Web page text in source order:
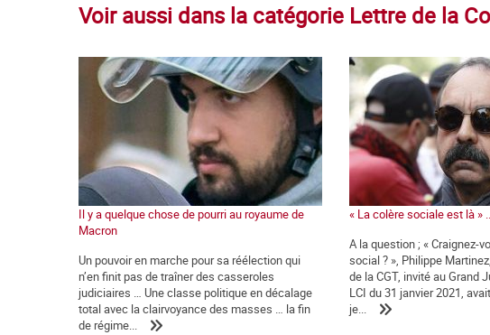
Voir aussi dans la catégorie Lettre de la
Il y a quelque chose de pourri au royaume de
Macron
Un pouvoir en marche pour sa réélection qui
n’en finit pas de traîner des casseroles
judiciaires … Une classe politique en décalage
total avec la clairvoyance des masses … la fin
de régime...
« La colère sociale est là »
A la question ; « Craignez-
social ? », Philippe
de la CGT, invité au Grand
LCI du 31 janvier 2021,
je...